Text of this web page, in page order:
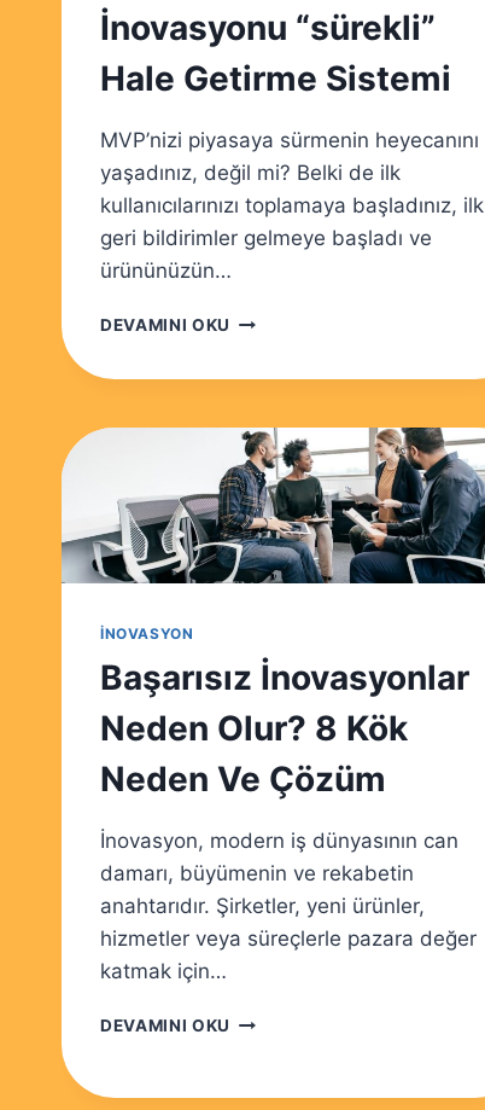
İnovasyonu “sürekli”
Hale Getirme Sistemi
MVP’nizi piyasaya sürmenin heyecanını
yaşadınız, değil mi? Belki de ilk
kullanıcılarınızı toplamaya başladınız, ilk
geri bildirimler gelmeye başladı ve
ürününüzün…
DEVAMINI OKU MVP
HALE
GETIRME
SISTEMI
İNOVASYON
Başarısız İnovasyonlar
Neden Olur? 8 Kök
Neden Ve Çözüm
İnovasyon, modern iş dünyasının can
damarı, büyümenin ve rekabetin
anahtarıdır. Şirketler, yeni ürünler,
hizmetler veya süreçlerle pazara değer
katmak için…
DEVAMINI OKU BAŞARISIZ
OLUR?